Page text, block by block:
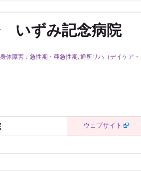
いずみ記念病院
身体障害：急性期・亜急性期 通所リハ（デイケア・
ウェブサイト